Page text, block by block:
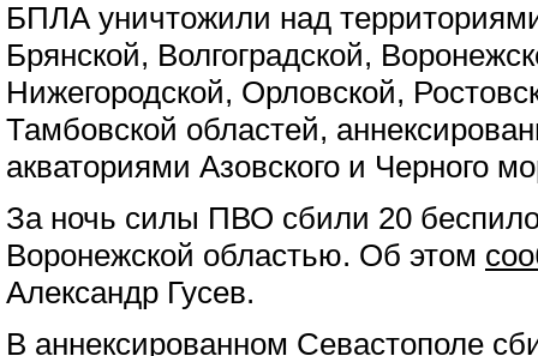
БПЛА уничтожили над
Брянской, Волгоградской,
Нижегородской, Орловской,
Тамбовской областей,
акваториями Азовского и Черного
За ночь силы ПВО сбили 20
Воронежской областью. Об этом
Александр Гусев.
В аннексированном Севастополе